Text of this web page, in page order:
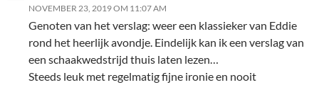
NOVEMBER 23, 2019 OM 11:07 AM
Genoten van het verslag: weer een klassieker van Eddie
rond het heerlijk avondje. Eindelijk kan ik een verslag van
een schaakwedstrijd thuis laten lezen…
Steeds leuk met regelmatig fijne ironie en nooit